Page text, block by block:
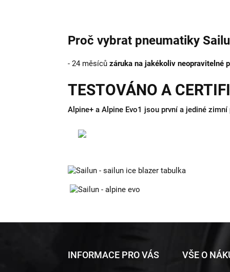
Proč vybrat pneumatiky
- 24 měsíců záruka na jakékoliv neopravitelné
TESTOVÁNO A
Alpine+ a Alpine Evo1 jsou první a jediné
INFORMACE PRO VÁS VŠE O